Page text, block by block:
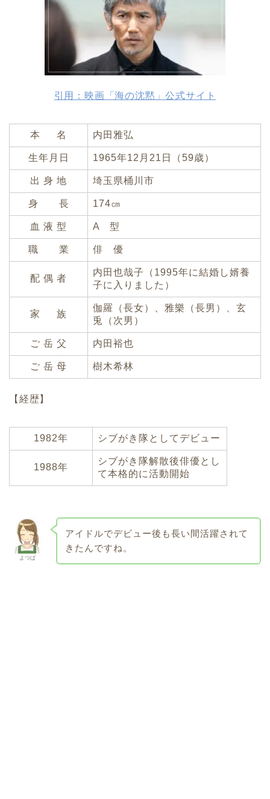
引用：映画「海の沈黙」公式サイト
本 名 内田雅弘
生年月日 1965年12月21日（59歳）
出 身 地 埼玉県桶川市
身 長 174㎝
血 液 型 A 型
職 業 俳 優
配 偶 者
内田也哉子（1995年に結婚し婿養
子に入りました）
家 族
伽羅（長女）、雅樂（長男）、玄
兎（次男）
ご 岳 父 内田裕也
ご 岳 母 樹木希林
【経歴】
1982年 シブがき隊としてデビュー
1988年
シブがき隊解散後俳優とし
て本格的に活動開始
よつば
アイドルでデビュー後も長い間活躍されて
きたんですね。